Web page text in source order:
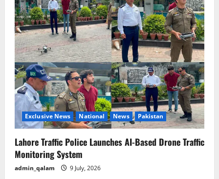
Exclusive News National News Pakistan
Lahore Traffic Police Launches AI-Based Drone Traffic
Monitoring System
admin_qalam 9 July, 2026